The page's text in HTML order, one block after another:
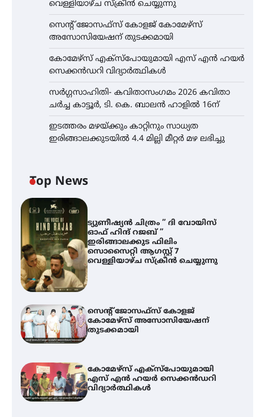
വെള്ളിയാഴ്ച സ്‌ക്രീൻ ചെയ്യുന്നു
സെന്റ് ജോസഫ്സ് കോളജ് കോമേഴ്‌സ്
അസോസിയേഷന് തുടക്കമായി
കോമേഴ്സ് എക്സ്പോയുമായി എസ് എൻ ഹയർ
സെക്കൻഡറി വിദ്യാർത്ഥികൾ
സർഗ്ഗസാഹിതി- കവിതാസംഗമം 2026 കവിതാ
ചർച്ച കാട്ടൂർ, ടി. കെ. ബാലൻ ഹാളിൽ 16ന്
ഇടത്തരം മഴയ്ക്കും കാറ്റിനും സാധ്യത
ഇരിങ്ങാലക്കുടയിൽ 4.4 മില്ലി മീറ്റർ മഴ ലഭിച്ചു
Top News
ട്യുണീഷ്യൻ ചിത്രം ” ദി വോയിസ്
ഓഫ് ഹിന്ദ് റജബ് ”
ഇരിങ്ങാലക്കുട ഫിലിം
സൊസൈറ്റി ആഗസ്റ്റ് 7
വെള്ളിയാഴ്ച സ്‌ക്രീൻ ചെയ്യുന്നു
സെന്റ് ജോസഫ്സ് കോളജ്
കോമേഴ്‌സ് അസോസിയേഷന്
തുടക്കമായി
കോമേഴ്സ് എക്സ്പോയുമായി
എസ് എൻ ഹയർ സെക്കൻഡറി
വിദ്യാർത്ഥികൾ